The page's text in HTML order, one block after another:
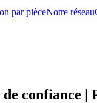
par pièceNotre réseau
confiance |